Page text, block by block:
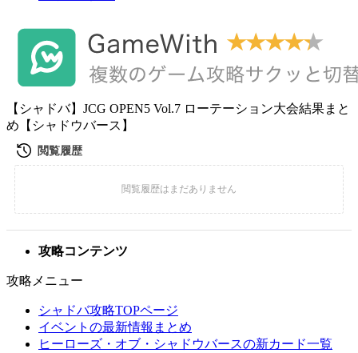
【シャドバ】JCG OPEN5 Vol.7 ローテーション大会結果まと
め【シャドウバース】
攻略コンテンツ
攻略メニュー
シャドバ攻略TOPページ
イベントの最新情報まとめ
ヒーローズ・オブ・シャドウバースの新カード一覧